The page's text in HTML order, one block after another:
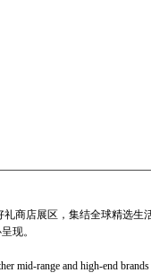
礼商店展区，集结全球精选
现。
mid-range and high-end